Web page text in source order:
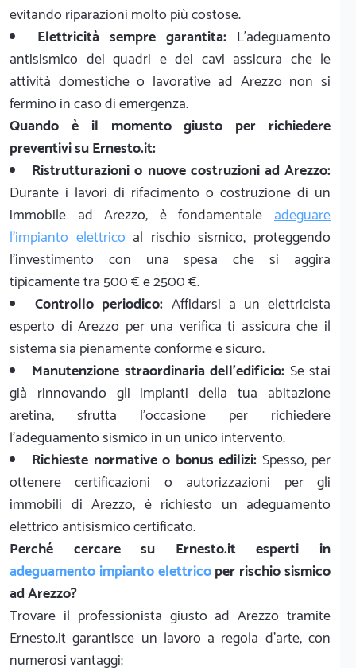
evitando riparazioni molto più costose.
Elettricità sempre garantita: L'adeguamento
antisismico dei quadri e dei cavi assicura che le
attività domestiche o lavorative ad Arezzo non si
fermino in caso di emergenza.
Quando è il momento giusto per richiedere
preventivi su Ernesto.it:
Ristrutturazioni o nuove costruzioni ad Arezzo:
Durante i lavori di rifacimento o costruzione di un
immobile ad Arezzo, è fondamentale adeguare
l'impianto elettricoal rischio sismico, proteggendo
l'investimento con una spesa che si aggira
tipicamente tra 500 € e 2500 €.
Controllo periodico: Affidarsi a un elettricista
esperto di Arezzo per una verifica ti assicura che il
sistema sia pienamente conforme e sicuro.
Manutenzione straordinaria dell'edificio: Se stai
già rinnovando gli impianti della tua abitazione
aretina, sfrutta l'occasione per richiedere
l'adeguamento sismico in un unico intervento.
Richieste normative o bonus edilizi: Spesso, per
ottenere certificazioni o autorizzazioni per gli
immobili di Arezzo, è richiesto un adeguamento
elettrico antisismico certificato.
Perché cercare su Ernesto.it esperti in
adeguamento impianto elettricoper rischio sismico
ad Arezzo?
Trovare il professionista giusto ad Arezzo tramite
Ernesto.it garantisce un lavoro a regola d'arte, con
numerosi vantaggi: